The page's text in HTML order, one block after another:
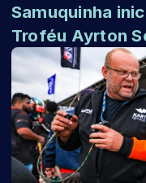
Samuquinha
Troféu Ayrton